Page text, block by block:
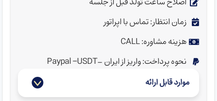
زمان انتظار: تماس با اپراتور
هزینه مشاوره: CALL
نحوه پرداخت: واریز از ایران -Paypal -USDT
موارد قابل ارائه